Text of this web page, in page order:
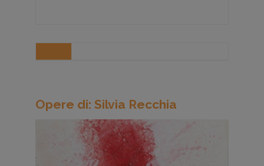
Opere di: Silvia Recchia